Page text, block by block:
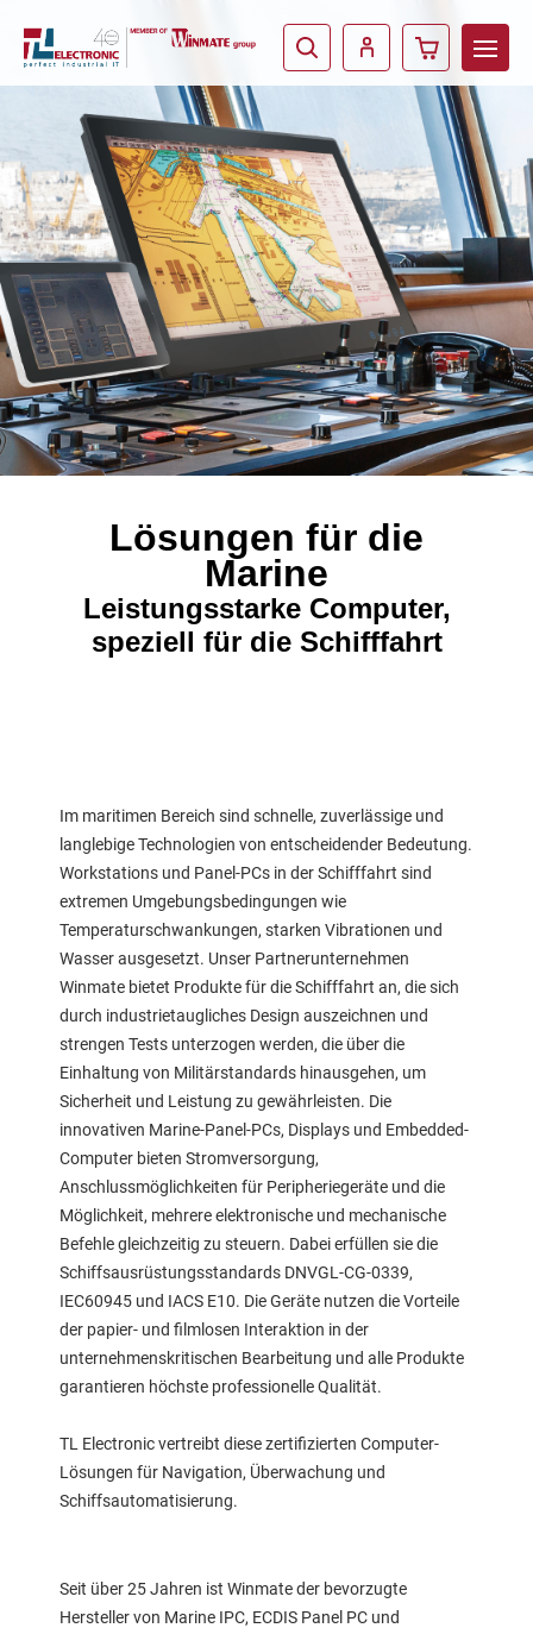
Lösungen für die
Marine
Leistungsstarke Computer,
speziell für die Schifffahrt
Im maritimen Bereich sind schnelle, zuverlässige und
langlebige Technologien von entscheidender Bedeutung.
Workstations und Panel-PCs in der Schifffahrt sind
extremen Umgebungsbedingungen wie
Temperaturschwankungen, starken Vibrationen und
Wasser ausgesetzt. Unser Partnerunternehmen
Winmate bietet Produkte für die Schifffahrt an, die sich
durch industrietaugliches Design auszeichnen und
strengen Tests unterzogen werden, die über die
Einhaltung von Militärstandards hinausgehen, um
Sicherheit und Leistung zu gewährleisten. Die
innovativen Marine-Panel-PCs, Displays und Embedded-
Computer bieten Stromversorgung,
Anschlussmöglichkeiten für Peripheriegeräte und die
Möglichkeit, mehrere elektronische und mechanische
Befehle gleichzeitig zu steuern. Dabei erfüllen sie die
Schiffsausrüstungsstandards DNVGL-CG-0339,
IEC60945 und IACS E10. Die Geräte nutzen die Vorteile
der papier- und filmlosen Interaktion in der
unternehmenskritischen Bearbeitung und alle Produkte
garantieren höchste professionelle Qualität.
TL Electronic vertreibt diese zertifizierten Computer-
Lösungen für Navigation, Überwachung und
Schiffsautomatisierung.
Seit über 25 Jahren ist Winmate der bevorzugte
Hersteller von Marine IPC, ECDIS Panel PC und